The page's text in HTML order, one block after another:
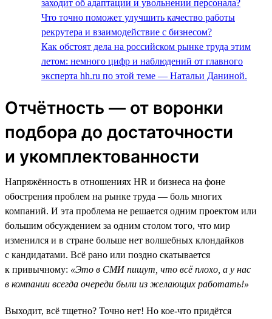
заходит об адаптации и увольнении персонала?
Что точно поможет улучшить качество работы
рекрутера и взаимодействие с бизнесом?
Как обстоят дела на российском рынке труда этим
летом: немного цифр и наблюдений от главного
эксперта hh.ru по этой теме — Натальи Даниной.
Отчётность — от воронки
подбора до достаточности
и укомплектованности
Напряжённость в отношениях HR и бизнеса на фоне
обострения проблем на рынке труда — боль многих
компаний. И эта проблема не решается одним проектом или
большим обсуждением за одним столом того, что мир
изменился и в стране больше нет волшебных клондайков
с кандидатами. Всё рано или поздно скатывается
к привычному: «Это в СМИ пишут, что всё плохо, а у нас
в компании всегда очереди были из желающих работать!»
Выходит, всё тщетно? Точно нет! Но кое-что придётся